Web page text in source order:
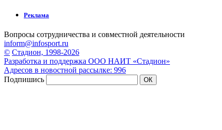
Реклама
Вопросы сотрудничества и совместной деятельности
inform@infosport.ru
© Стадион, 1998-2026
Разработка и поддержка ООО НАИТ «Стадион»
Адресов в новостной рассылке: 996
Подпишись